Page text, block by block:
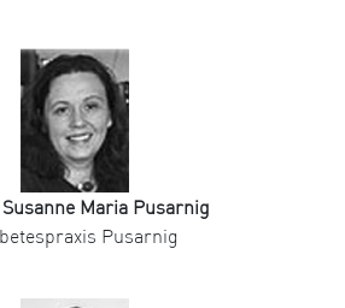
Maria Pusarnig
Pusarnig